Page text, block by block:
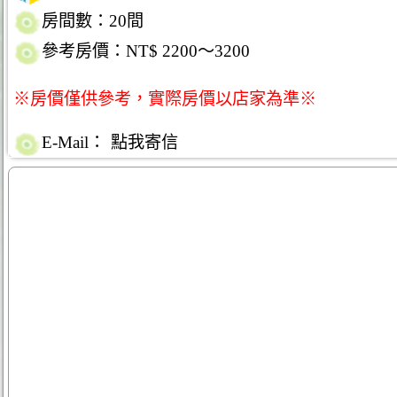
房間數：20間
參考房價：NT$ 2200～3200
※房價僅供參考，實際房價以店家為準※
E-Mail： 點我寄信